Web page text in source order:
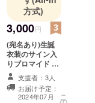
台のような
振り付けで
君を魅了し
ちゃいま
す！
方式)
3,000円
(宛名あり)生誕
衣装のサイン入
りブロマイド ※
ニックネームを
備考欄に記載く
ださい。
支援者：3人
お届け予定：
2024年07月
こ